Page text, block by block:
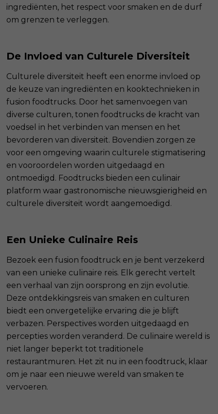
ingrediënten, het respect voor smaken en de durf
om grenzen te verleggen.
De Invloed van Culturele Diversiteit
Culturele diversiteit heeft een enorme invloed op
de keuze van ingrediënten en kooktechnieken in
fusion foodtrucks. Door het samenvoegen van
diverse culturen, tonen foodtrucks de kracht van
voedsel in het verbinden van mensen en het
bevorderen van diversiteit. Bovendien zorgen ze
voor een omgeving waarin culturele stigmatisering
en vooroordelen worden uitgedaagd en
ontmoedigd. Foodtrucks bieden een culinair
platform waar gastronomische nieuwsgierigheid en
culturele diversiteit wordt aangemoedigd.
Een Unieke Culinaire Reis
Bezoek een fusion foodtruck en je bent verzekerd
van een unieke culinaire reis. Elk gerecht vertelt
een verhaal van zijn oorsprong en zijn evolutie.
Deze ontdekkingsreis van smaken en culturen
biedt een onvergetelijke ervaring die je blijft
verbazen. Perspectives worden uitgedaagd en
percepties worden veranderd. De culinaire wereld is
niet langer beperkt tot traditionele
restaurantmuren. Het zit nu in een foodtruck, klaar
om je naar een nieuwe wereld van smaken te
vervoeren.